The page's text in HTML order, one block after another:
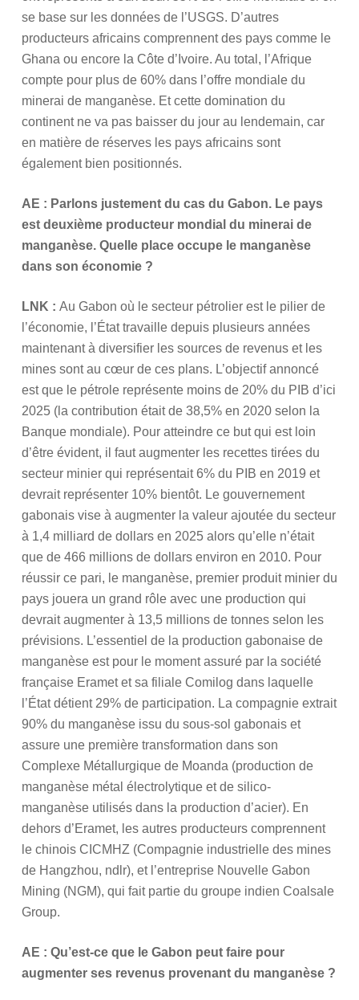
se base sur les données de l’USGS. D’autres
producteurs africains comprennent des pays comme le
Ghana ou encore la Côte d’Ivoire. Au total, l’Afrique
compte pour plus de 60% dans l’offre mondiale du
minerai de manganèse. Et cette domination du
continent ne va pas baisser du jour au lendemain, car
en matière de réserves les pays africains sont
également bien positionnés.
AE : Parlons justement du cas du Gabon. Le pays
est deuxième producteur mondial du minerai de
manganèse. Quelle place occupe le manganèse
dans son économie ?
LNK : Au Gabon où le secteur pétrolier est le pilier de
l’économie, l’État travaille depuis plusieurs années
maintenant à diversifier les sources de revenus et les
mines sont au cœur de ces plans. L’objectif annoncé
est que le pétrole représente moins de 20% du PIB d’ici
2025 (la contribution était de 38,5% en 2020 selon la
Banque mondiale). Pour atteindre ce but qui est loin
d’être évident, il faut augmenter les recettes tirées du
secteur minier qui représentait 6% du PIB en 2019 et
devrait représenter 10% bientôt. Le gouvernement
gabonais vise à augmenter la valeur ajoutée du secteur
à 1,4 milliard de dollars en 2025 alors qu’elle n’était
que de 466 millions de dollars environ en 2010. Pour
réussir ce pari, le manganèse, premier produit minier du
pays jouera un grand rôle avec une production qui
devrait augmenter à 13,5 millions de tonnes selon les
prévisions. L’essentiel de la production gabonaise de
manganèse est pour le moment assuré par la société
française Eramet et sa filiale Comilog dans laquelle
l’État détient 29% de participation. La compagnie extrait
90% du manganèse issu du sous-sol gabonais et
assure une première transformation dans son
Complexe Métallurgique de Moanda (production de
manganèse métal électrolytique et de silico-
manganèse utilisés dans la production d’acier). En
dehors d’Eramet, les autres producteurs comprennent
le chinois CICMHZ (Compagnie industrielle des mines
de Hangzhou, ndlr), et l’entreprise Nouvelle Gabon
Mining (NGM), qui fait partie du groupe indien Coalsale
Group.
AE : Qu’est-ce que le Gabon peut faire pour
augmenter ses revenus provenant du manganèse ?